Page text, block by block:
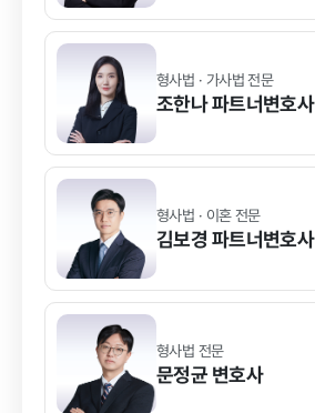
형사법 · 가사법 전문
조한나파트너변호사
형사법 · 이혼 전문
김보경 파트너변호사
형사법 전문
문정균 변호사